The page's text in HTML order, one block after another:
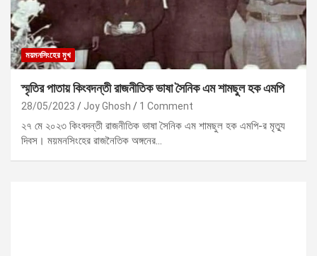
ময়মনসিংহের মুখ
স্মৃতির পাতায় কিংবদন্তী রাজনীতিক ভাষা সৈনিক এম শামছুল হক এমপি
28/05/2023 Joy Ghosh 1 Comment
২৭ মে ২০২৩ কিংবদন্তী রাজনীতিক ভাষা সৈনিক এম শামছুল হক এমপি-র মৃত্যু
দিবস। ময়মনসিংহের রাজনৈতিক অঙ্গনের…